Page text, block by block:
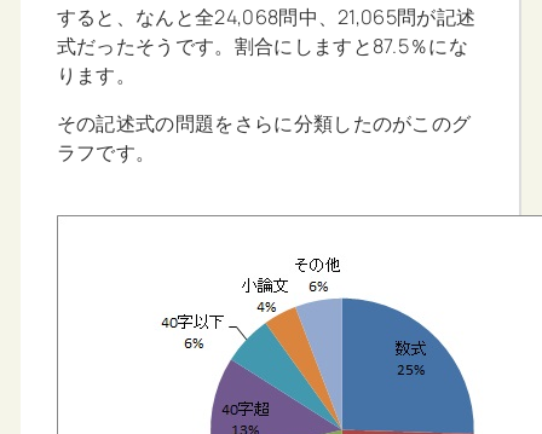
すると、なんと全24,068問中、21,065問が記述
式だったそうです。割合にしますと87.5％にな
ります。
その記述式の問題をさらに分類したのがこのグ
ラフです。